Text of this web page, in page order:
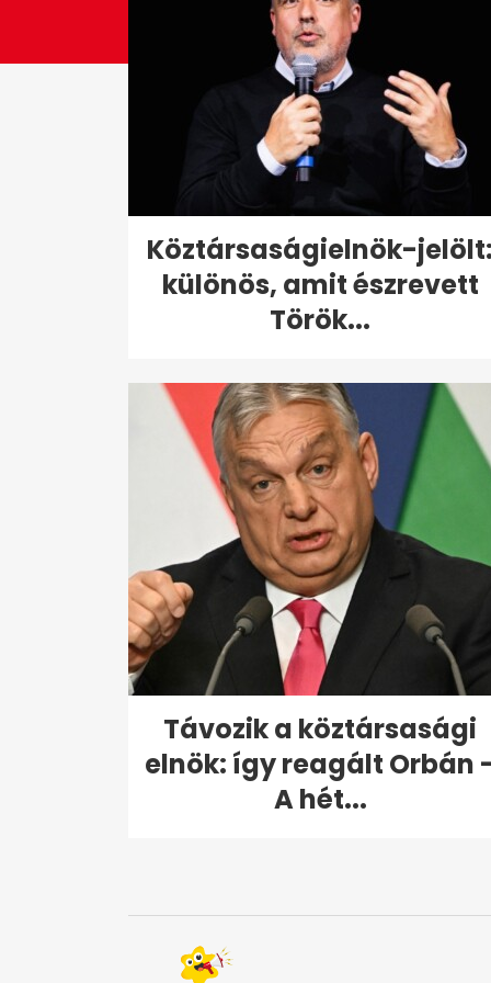
Köztársaságielnök-jelölt:
különös, amit észrevett
Török...
Távozik a köztársasági
elnök: így reagált Orbán
A hét...